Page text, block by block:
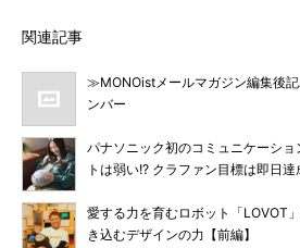
関連記事
≫MONOistメールマガジン編集後
ンバー
パナソニック初のコミュニケーショ
トは弱い!? クラファン目標は即日達
愛する力を育むロボット「LOVOT
き込むデザインの力【前編】